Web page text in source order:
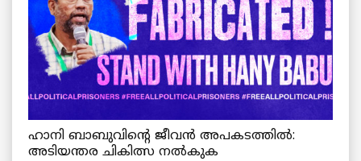
ഹാനി ബാബുവിന്റെ ജീവൻ അപകടത്തിൽ:
അടിയന്തര ചികിത്സ നൽകുക